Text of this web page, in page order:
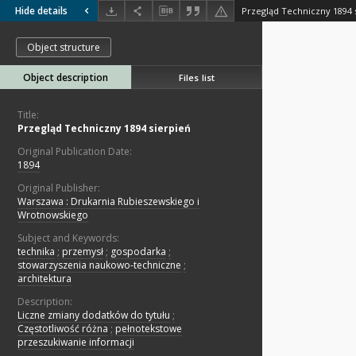
Hide details Przegląd Techniczny 1894
Object structure
Object description Files list
Title:
Przegląd Techniczny 1894 sierpień
Original Publication Date:
1894
Original Publisher:
Warszawa : Drukarnia Rubieszewskiego i
Wrotnowskiego
Subject and Keywords:
technika ; przemysł ; gospodarka ;
stowarzyszenia naukowo-techniczne ;
architektura
Description:
Liczne zmiany dodatków do tytułu ;
Częstotliwość różna ; pełnotekstowe
przeszukiwanie informacji